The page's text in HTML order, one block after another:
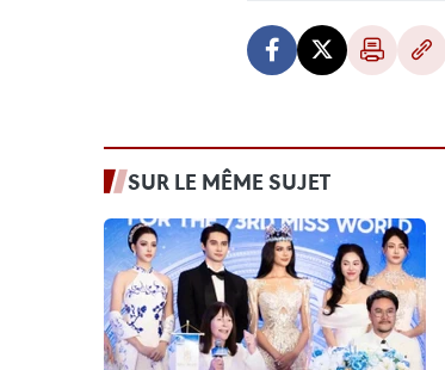
SUR LE MÊME SUJET